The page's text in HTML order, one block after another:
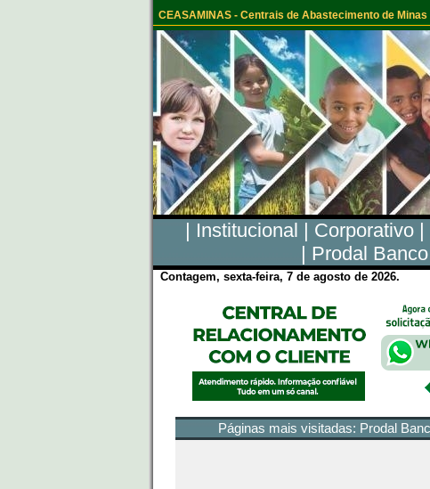
CEASAMINAS - Centrais de Abastecimento de Minas
| Institucional | Corporativo|
| Prodal
Contagem, sexta-feira, 7 de agosto de 2026.
Páginas mais visitadas: Prodal